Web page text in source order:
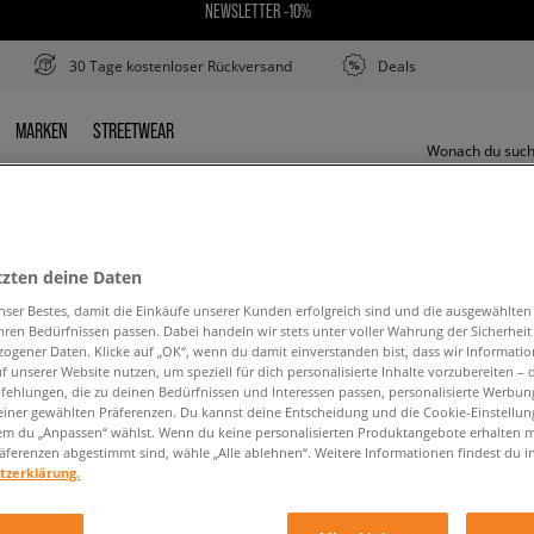
NEWSLETTER -10%
30 Tage kostenloser Rückversand Deals
MARKEN
MARKEN STREETWEAR
STREETWEAR
CONVERSE ALL STAR MOVE
den Suchbegriff. Versuche, weniger Filter zu
ZURÜCK ZUM SHOP
deine Daten
Bestes, damit die Einkäufe unserer Kunden erfolgreich sind und die
Bedürfnissen passen. Dabei handeln wir stets unter voller Wahrung der
Daten. Klicke auf „OK“, wenn du damit einverstanden bist, dass wir
unserer Website nutzen, um speziell für dich personalisierte Inhalte vorzubereiten –
die zu deinen Bedürfnissen und Interessen passen, personalisierte
gewählten Präferenzen. Du kannst deine Entscheidung und die Cookie-
du „Anpassen“ wählst. Wenn du keine personalisierten Produktangebote erhalten
abgestimmt sind, wähle „Alle ablehnen“. Weitere Informationen findest du